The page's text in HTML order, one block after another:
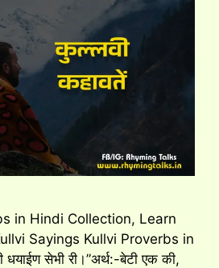
in Hindi Collection, Learn
Sayings Kullvi Proverbs in
सेभी री।”अर्थ:-बेटी एक की,